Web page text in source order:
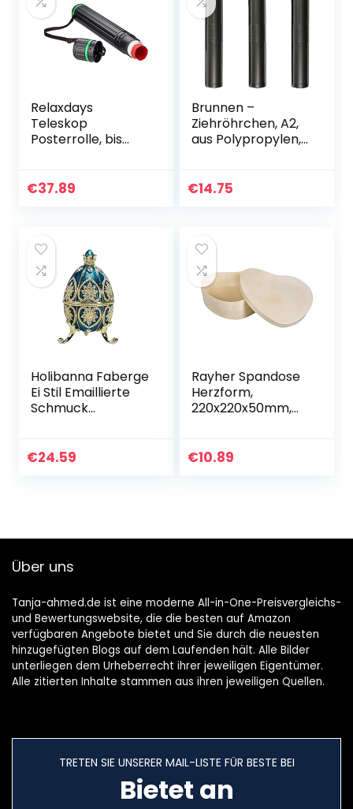
Relaxdays
Teleskop
Posterrolle, bis
Tragegurt,
schwarz
€37.89
Brunnen –
Ziehröhrchen, A2,
aus Polypropylen,
Sortiert
€14.75
Holibanna Faberge
Ei Stil Emaillierte
Schmuck
Verzierten
€24.59
Rayher Spandose
Herzform,
220x220x50mm,
€10.89
Über uns
Tanja-ahmed.de ist eine moderne All-in-One-Preisvergleichs-
und Bewertungswebsite, die die besten auf Amazon
verfügbaren Angebote bietet und Sie durch die neuesten
hinzugefügten Blogs auf dem Laufenden hält. Alle Bilder
unterliegen dem Urheberrecht ihrer jeweiligen Eigentümer.
Alle zitierten Inhalte stammen aus ihren jeweiligen Quellen.
TRETEN SIE UNSERER MAIL-LISTE FÜR BESTE BEI
Bietet an